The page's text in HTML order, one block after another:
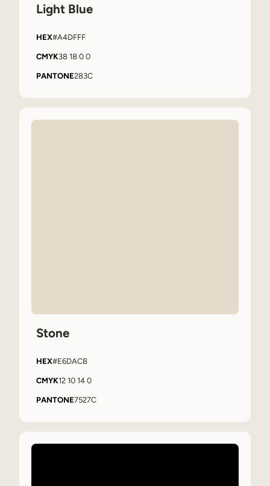
Light Blue
HEX#A4DFFF
CMYK38 18 0 0
PANTONE283C
Stone
HEX#E6DACB
CMYK12 10 14 0
PANTONE7527C